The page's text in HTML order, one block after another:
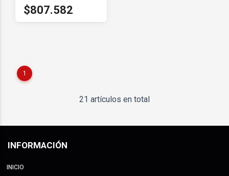
$807.582
1
21 artículos en total
INFORMACIÓN
INICIO